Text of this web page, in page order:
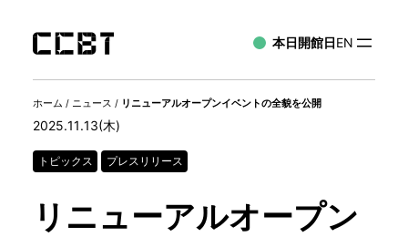
本日開館日EN
ホーム / ニュース / リニューアルオープンイベントの全貌を公開
2025.11.13(木)
トピックス プレスリリース
リニューアルオープン